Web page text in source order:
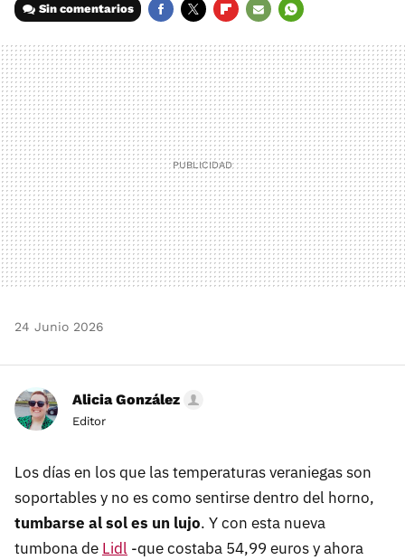
Sin comentarios
MAIL
24 Junio 2026
Alicia González
Editor
Los días en los que las temperaturas veraniegas son
soportables y no es como sentirse dentro del horno,
tumbarse al sol es un lujo. Y con esta nueva
tumbona de Lidl -que costaba 54,99 euros y ahora